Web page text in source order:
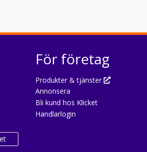
För företag
Produkter & tjänster
Annonsera
Bli kund hos Klicket
Handlarlogin